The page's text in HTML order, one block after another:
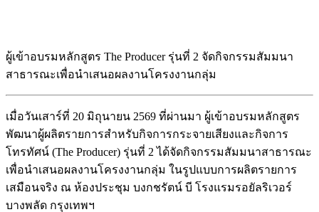
ผู้เข้าอบรมหลักสูตร The Producer รุ่นที่ 2 จัดกิจกรรมสัมมนา
สาธารณะเพื่อนำเสนอผลงานโครงงานกลุ่ม
เมื่อวันเสาร์ที่ 20 มิถุนายน 2569 ที่ผ่านมา ผู้เข้าอบรมหลักสูตร
พัฒนาผู้ผลิตรายการสำหรับกิจการกระจายเสียงและกิจการ
โทรทัศน์ (The Producer) รุ่นที่ 2 ได้จัดกิจกรรมสัมมนาสาธารณะ
เพื่อนำเสนอผลงานโครงงานกลุ่ม ในรูปแบบการผลิตรายการ
เสมือนจริง ณ ห้องประชุม บงกชรัตน์ บี โรงแรมรอยัลริเวอร์
บางพลัด กรุงเทพฯ